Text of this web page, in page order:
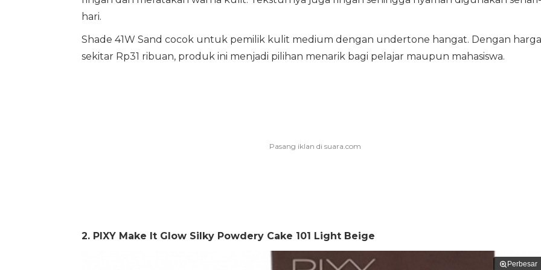
hari.
Shade 41W Sand cocok untuk pemilik kulit medium dengan undertone hangat. Dengan harga
sekitar Rp31 ribuan, produk ini menjadi pilihan menarik bagi pelajar maupun mahasiswa.
2. PIXY Make It Glow Silky Powdery Cake 101 Light Beige
Perbesar